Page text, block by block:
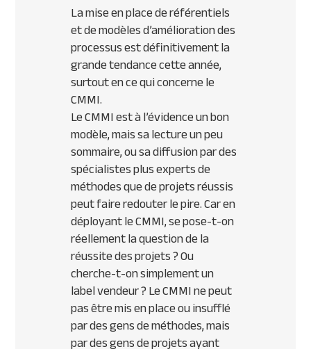
La mise en place de référentiels
et de modèles d’amélioration des
processus est définitivement la
grande tendance cette année,
surtout en ce qui concerne le
CMMI.
Le CMMI est à l’évidence un bon
modèle, mais sa lecture un peu
sommaire, ou sa diffusion par des
spécialistes plus experts de
méthodes que de projets réussis
peut faire redouter le pire. Car en
déployant le CMMI, se pose-t-on
réellement la question de la
réussite des projets ? Ou
cherche-t-on simplement un
label vendeur ? Le CMMI ne peut
pas être mis en place ou insufflé
par des gens de méthodes, mais
par des gens de projets ayant